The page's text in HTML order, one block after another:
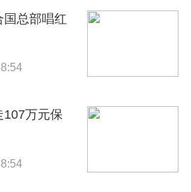
国总部唱红
107万元保